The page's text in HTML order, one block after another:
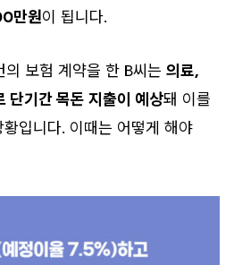
만원이 됩니다.
보험 계약을 한 B씨는 의료,
단기간 목돈 지출이 예상돼 이를
입니다. 이때는 어떻게 해야